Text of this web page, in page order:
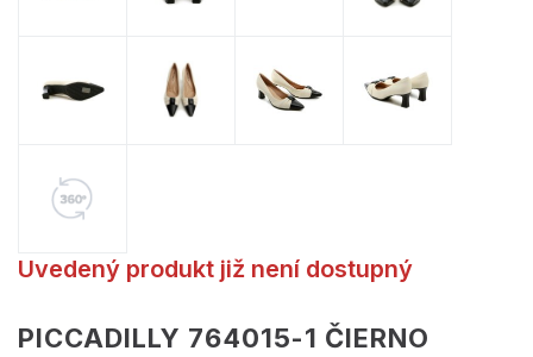
Uvedený produkt již není dostupný
PICCADILLY 764015-1 ČIERNO